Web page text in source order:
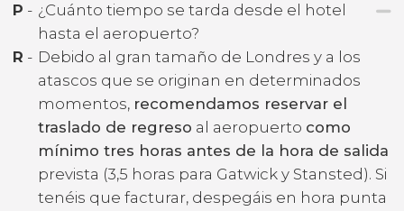
P - ¿Cuánto tiempo se tarda desde el hotel
hasta el aeropuerto?
R - Debido al gran tamaño de Londres y a los
atascos que se originan en determinados
momentos, recomendamos reservar el
traslado de regreso al aeropuerto como
mínimo tres horas antes de la hora de salida
prevista (3,5 horas para Gatwick y Stansted). Si
tenéis que facturar, despegáis en hora punta